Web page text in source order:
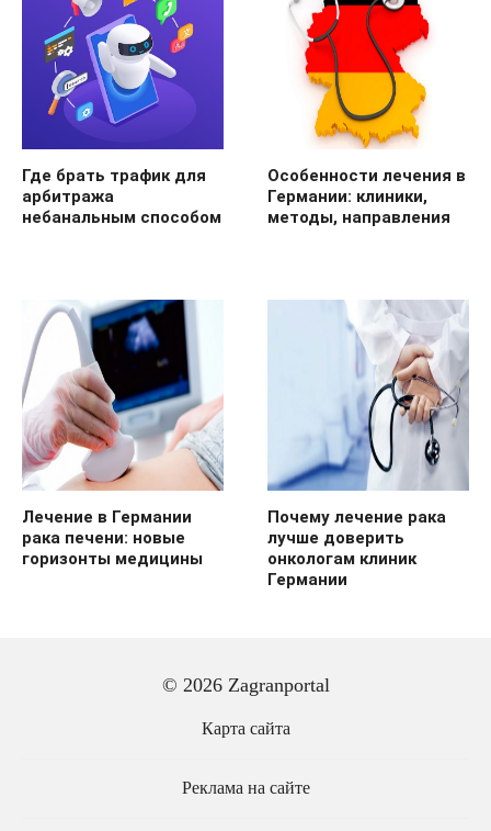
Где брать трафик для
арбитража
небанальным способом
Особенности лечения в
Германии: клиники,
методы, направления
Лечение в Германии
рака печени: новые
горизонты медицины
Почему лечение рака
лучше доверить
онкологам клиник
Германии
© 2026 Zagranportal
Карта сайта
Реклама на сайте